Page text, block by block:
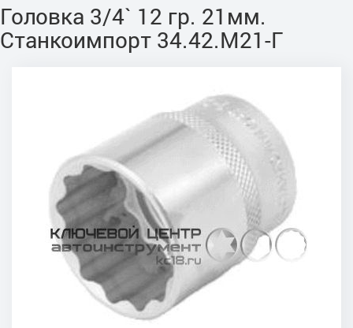
Головка 3/4` 12 гр. 21мм.
Станкоимпорт 34.42.М21-Г